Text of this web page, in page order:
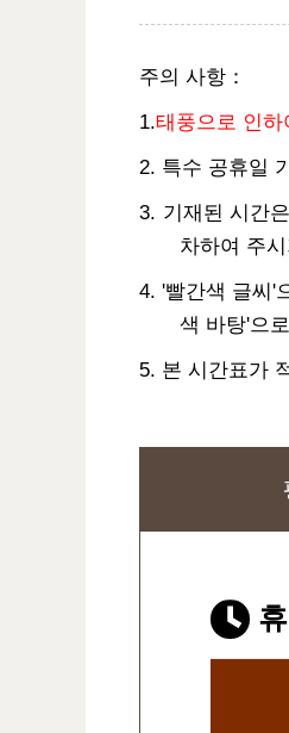
주의 사항 ：
1.태풍으로 인
2. 특수 공휴일
3. 기재된 시간
차하여 주
4. '빨간색 글씨'
색 바탕'으
5. 본 시간표가